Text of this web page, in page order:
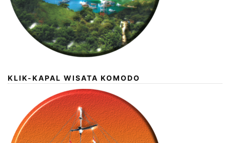
KLIK-KAPAL WISATA KOMODO